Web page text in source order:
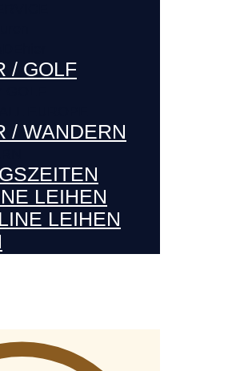
/ GOLF
/ WANDERN
LEIHEN
LEIHEN